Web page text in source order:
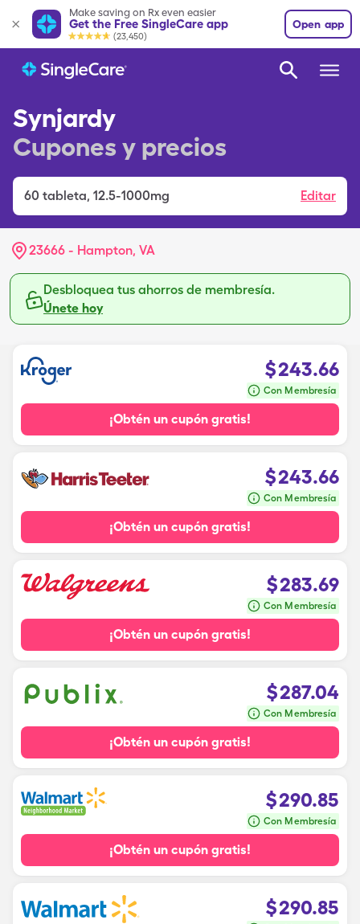
Make saving on Rx even easier
Get the Free SingleCare app
(23,450)
Open app
Synjardy
Cupones y precios
60 tableta, 12.5-1000mg Editar
23666 - Hampton, VA
Desbloquea tus ahorros de membresía.
Únete hoy
$243.66
Con Membresía
¡Obtén un cupón gratis!
$243.66
Con Membresía
¡Obtén un cupón gratis!
$283.69
Con Membresía
¡Obtén un cupón gratis!
$287.04
Con Membresía
¡Obtén un cupón gratis!
$290.85
Con Membresía
¡Obtén un cupón gratis!
$290.85